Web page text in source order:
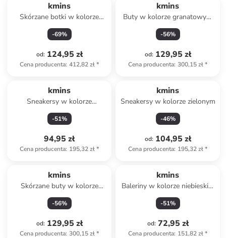
kmins
Skórzane botki w kolorze
granatowym
-69%
od: 124,95 zł
Cena producenta: 412,82 zł*
kmins
Buty w kolorze granatowym
do chodzenia na boso
-56%
od: 129,95 zł
Cena producenta: 300,15 zł*
kmins
Sneakersy w kolorze
jasnoróżowym
-51%
94,95 zł
Cena producenta: 195,32 zł*
kmins
Sneakersy w kolorze zielonym
-46%
od: 104,95 zł
Cena producenta: 195,32 zł*
kmins
Skórzane buty w kolorze
turkusowym do chodzenia na
boso
-56%
od: 129,95 zł
Cena producenta: 300,15 zł*
kmins
Baleriny w kolorze niebieskim
z paskiem
-51%
od: 72,95 zł
Cena producenta: 151,82 zł*